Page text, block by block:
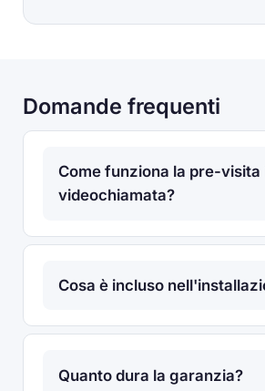
Domande frequenti
Come funziona la pre-visita
videochiamata?
Cosa è incluso
Quanto dura la garanzia?